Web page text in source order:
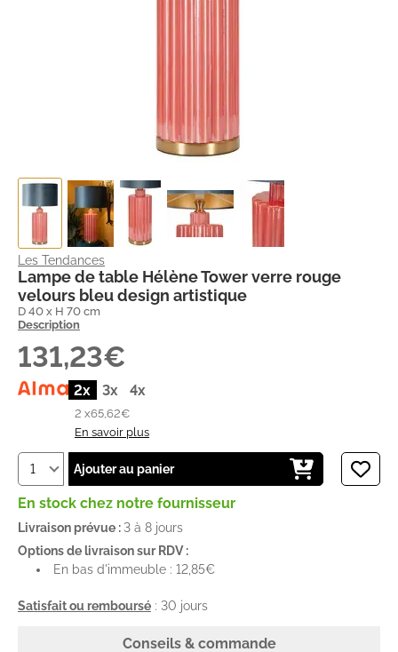
Les Tendances
Lampe de table Hélène Tower verre rouge
velours bleu design artistique
D 40 x H 70 cm
Description
131,23€
2x 3x 4x
2 x65,62€
En savoir plus
Ajouter au panier
En stock chez notre fournisseur
Livraison prévue : 3 à 8 jours
Options de livraison sur RDV :
En bas d'immeuble : 12,85€
Satisfait ou remboursé : 30 jours
Conseils & commande